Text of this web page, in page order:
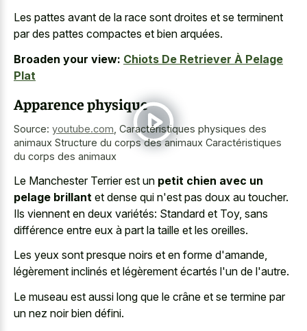
Les pattes avant de la race sont droites et se terminent
par des pattes compactes et bien arquées.
Broaden your view: Chiots De Retriever À Pelage
Plat
Apparence physique
Source: youtube.com Caractéristiques physiques des
animaux Structure du corps des animaux Caractéristiques
du corps des animaux
Le Manchester Terrier est un petit chien avec un
pelage brillant et dense qui n'est pas doux au toucher.
Ils viennent en deux variétés: Standard et Toy, sans
différence entre eux à part la taille et les oreilles.
Les yeux sont presque noirs et en forme d'amande,
légèrement inclinés et légèrement écartés l'un de l'autre.
Le museau est aussi long que le crâne et se termine par
un nez noir bien défini.